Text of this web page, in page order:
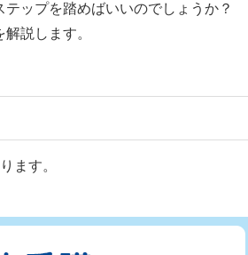
テップを踏めばいいのでしょうか？
説します。
ます。